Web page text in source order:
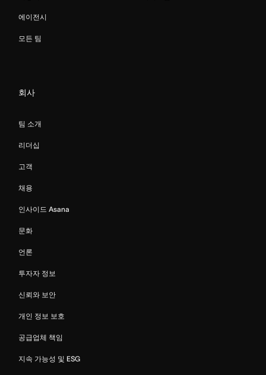
에이전시
모든 팀
회사
팀 소개
리더십
고객
채용
인사이드 Asana
문화
언론
투자자 정보
신뢰와 보안
개인 정보 보호
공급업체 책임
지속 가능성 및 ESG